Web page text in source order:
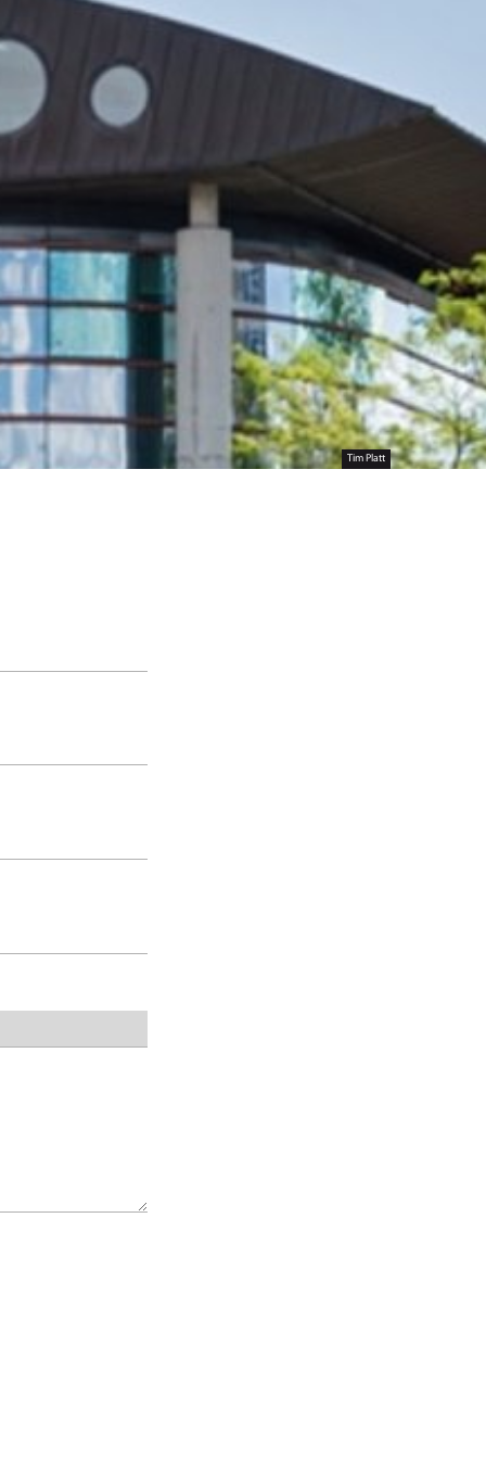
Tim Platt